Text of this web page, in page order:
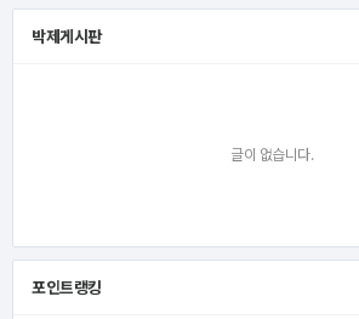
박제게시판
글이 없습니다.
포인트랭킹